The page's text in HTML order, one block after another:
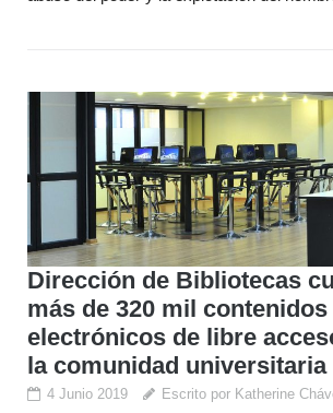
Dirección de Bibliotecas
más de 320 mil contenidos
electrónicos de libre
la comunidad universitaria
4 Junio 2019 Escrito por Katherine